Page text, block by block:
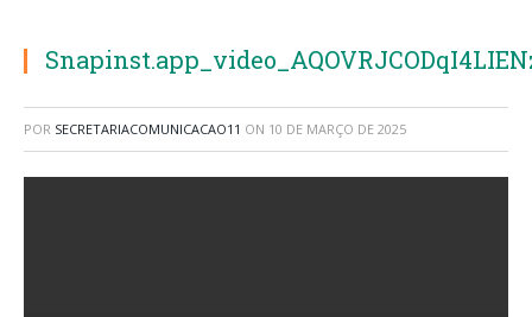
POR SECRETARIACOMUNICACAO11 ON 10 DE MARÇO DE 2025